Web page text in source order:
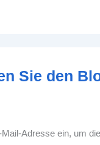
Sie den
Adresse ein, um